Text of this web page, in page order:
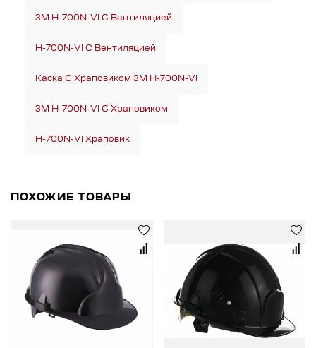
3M H-700N-VI С Вентиляцией
H-700N-VI С Вентиляцией
Каска С Храповиком 3M H-700N-VI
3M H-700N-VI С Храповиком
H-700N-VI Храповик
ПОХОЖИЕ ТОВАРЫ